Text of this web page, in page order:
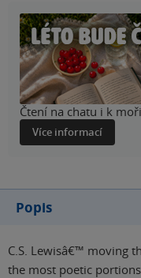
Čtení na chatu i k
Více informací
Popis
C.S. Lewisâ€™ moving
the most poetic